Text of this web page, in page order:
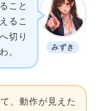
みずき
こと
るこ
切り
。
、動作が見えた